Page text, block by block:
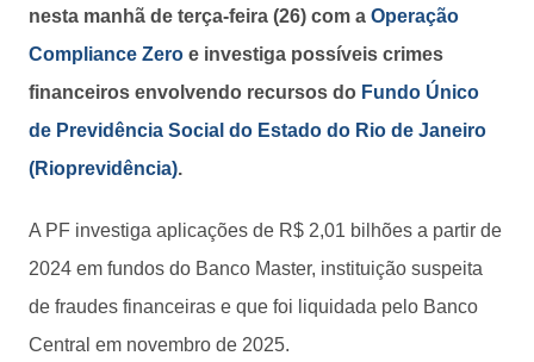
nesta manhã de terça-feira (26) com a Operação
Compliance Zero e investiga possíveis crimes
financeiros envolvendo recursos do Fundo Único
de Previdência Social do Estado do Rio de Janeiro
(Rioprevidência).
A PF investiga aplicações de R$ 2,01 bilhões a partir de
2024 em fundos do Banco Master, instituição suspeita
de fraudes financeiras e que foi liquidada pelo Banco
Central em novembro de 2025.